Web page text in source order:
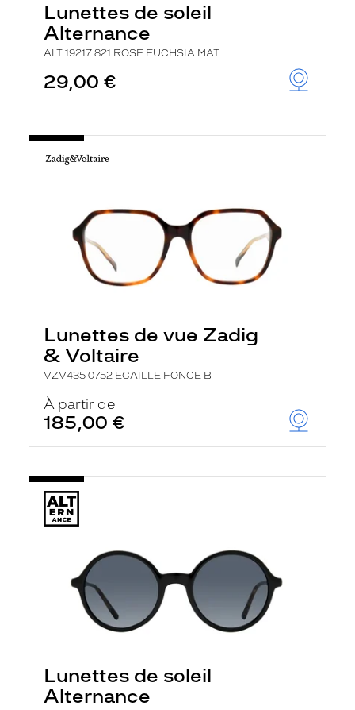
Lunettes de soleil
Alternance
ALT 19217 821 ROSE FUCHSIA MAT
29,00 €
Lunettes de vue Zadig
& Voltaire
VZV435 0752 ECAILLE FONCE B
À partir de
185,00 €
Lunettes de soleil
Alternance